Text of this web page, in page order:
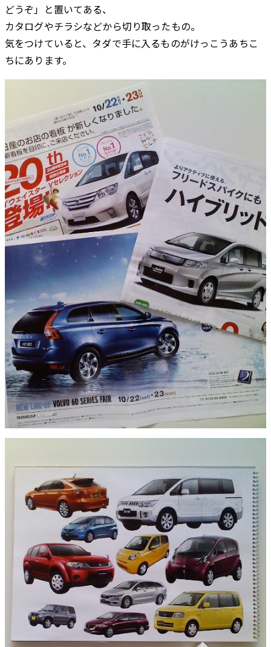
どうぞ」と置いてある、
カタログやチラシなどから切り取ったもの。
気をつけていると、タダで手に入るものがけっこうあちこ
ちにあります。